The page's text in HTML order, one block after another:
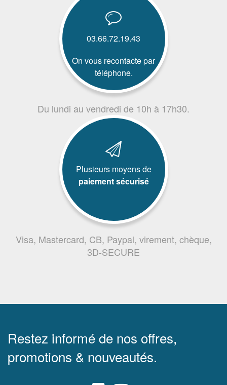
03.66.72.19.43
On vous recontacte par
téléphone.
Du lundi au vendredi de 10h à 17h30.
Plusieurs moyens de
paiement sécurisé
Visa, Mastercard, CB, Paypal, virement, chèque,
3D-SECURE
Restez informé de nos offres,
promotions & nouveautés.